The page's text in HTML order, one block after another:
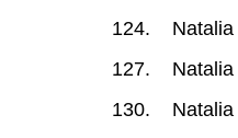
Natalia
Natalia
Natalia